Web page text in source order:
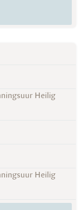
Heilig
Heilig